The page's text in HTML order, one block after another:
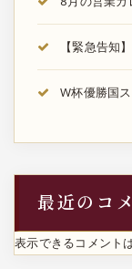
【緊急告知
W杯優勝国
最近のコ
表示できるコメント